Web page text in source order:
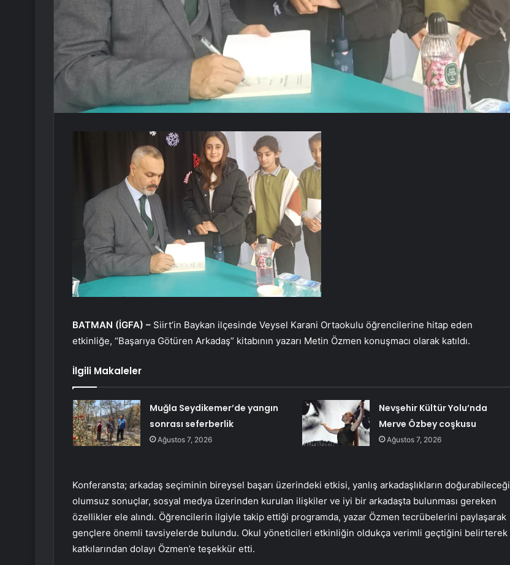
BATMAN (İGFA) – Siirt’in Baykan ilçesinde Veysel Karani Ortaokulu öğrencilerine hitap eden
etkinliğe, “Başarıya Götüren Arkadaş” kitabının yazarı Metin Özmen konuşmacı olarak katıldı.
İlgili Makaleler
Muğla Seydikemer’de yangın
sonrası seferberlik
Ağustos 7, 2026
Nevşehir Kültür Yolu’nda
Merve Özbey coşkusu
Ağustos 7, 2026
Konferansta; arkadaş seçiminin bireysel başarı üzerindeki etkisi, yanlış arkadaşlıkların doğurabileceği
olumsuz sonuçlar, sosyal medya üzerinden kurulan ilişkiler ve iyi bir arkadaşta bulunması gereken
özellikler ele alındı. Öğrencilerin ilgiyle takip ettiği programda, yazar Özmen tecrübelerini paylaşarak
gençlere önemli tavsiyelerde bulundu. Okul yöneticileri etkinliğin oldukça verimli geçtiğini belirterek
katkılarından dolayı Özmen’e teşekkür etti.